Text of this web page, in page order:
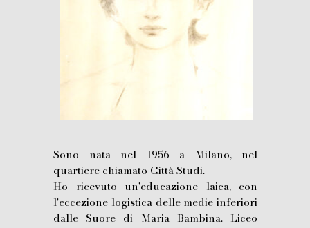
Sono nata nel 1956 a Milano, nel
quartiere chiamato Città Studi.
Ho ricevuto un'educazione laica, con
l'eccezione logistica delle medie inferiori
dalle Suore di Maria Bambina. Liceo